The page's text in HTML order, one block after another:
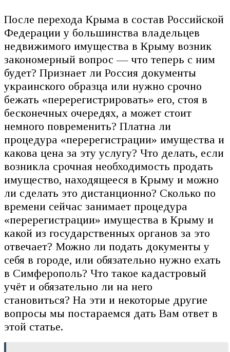
После перехода Крыма в состав Российской
Федерации у большинства владельцев
недвижимого имущества в Крыму возник
закономерный вопрос — что теперь с ним
будет? Признает ли Россия документы
украинского образца или нужно срочно
бежать «перерегистрировать» его, стоя в
бесконечных очередях, а может стоит
немного повременить? Платна ли
процедура «перерегистрации» имущества и
какова цена за эту услугу? Что делать, если
возникла срочная необходимость продать
имущество, находящееся в Крыму и можно
ли сделать это дистанционно? Сколько по
времени сейчас занимает процедура
«перерегистрации» имущества в Крыму и
какой из государственных органов за это
отвечает? Можно ли подать документы у
себя в городе, или обязательно нужно ехать
в Симферополь? Что такое кадастровый
учёт и обязательно ли на него
становиться? На эти и некоторые другие
вопросы мы постараемся дать Вам ответ в
этой статье.